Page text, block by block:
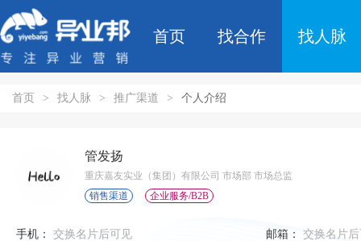
首页 找合作 找人脉
首页 > 找人脉 > 推广渠道 > 个人介绍
管发扬
重庆嘉友实业（集团）有限公司 市场部 市场总监
销售渠道
企业服务/B2B
手机： 交换名片后可见 邮箱：
交换名片